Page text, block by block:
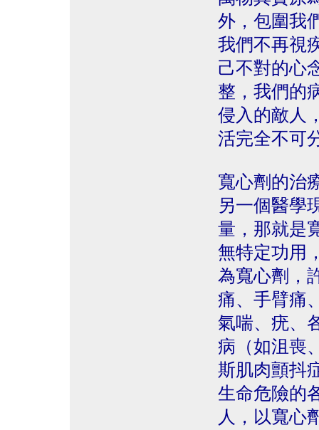
外，包圍我
我們不再視
己不對的心
整，我們的
侵入的敵人
活完全不可
寬心劑的治
另一個醫學
量，那就是
無特定功用
為寬心劑，
痛、手臂痛
氣喘、疣、
病（如沮喪
斯肌肉顫抖
生命危險的
人，以寬心